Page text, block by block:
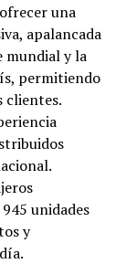
una
apalancada
mundial y la
permitiendo
clientes.
unidades
y